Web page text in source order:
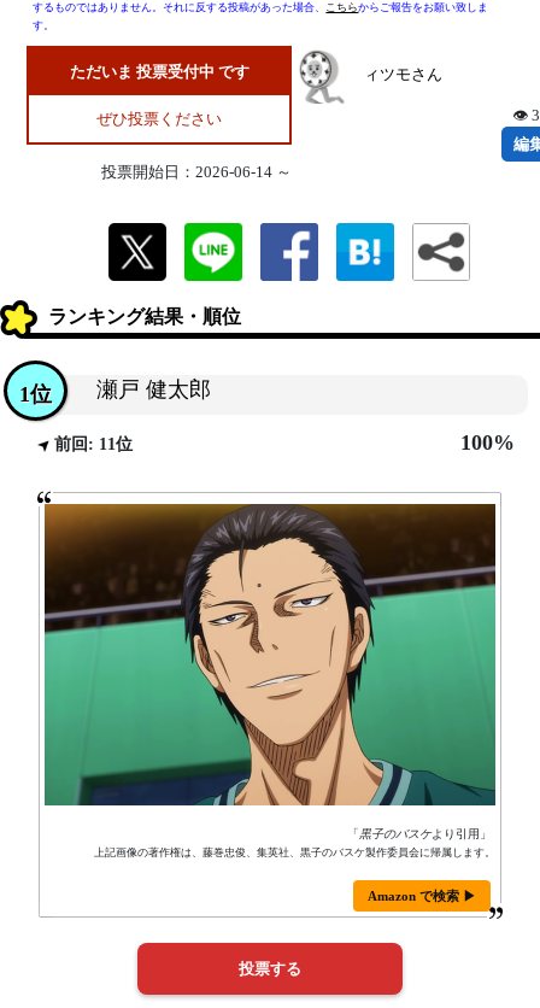
するものではありません。それに反する投稿があった場合、 こちらからご報告をお願い致しま
す。
ただいま 投票受付中 です
ぜひ投票ください
投票開始日：2026-06-14 ～
ィツモさん
👁
編
ランキング結果・順位
瀬戸 健太郎
1位
前回: 11位 100%
「黒子のバスケより引用」
上記画像の著作権は、藤巻忠俊、集英社、黒子のバスケ製作委員会に帰属します。
Amazon で検索 ▶